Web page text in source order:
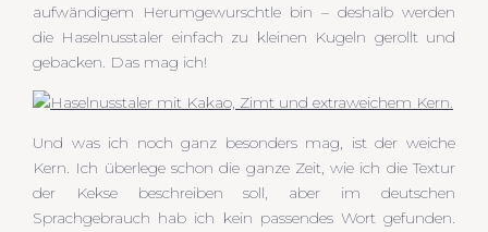
aufwändigem Herumgewurschtle bin – deshalb werden
die Haselnusstaler einfach zu kleinen Kugeln gerollt und
gebacken. Das mag ich!
Und was ich noch ganz besonders mag, ist der weiche
Kern. Ich überlege schon die ganze Zeit, wie ich die Textur
der Kekse beschreiben soll, aber im deutschen
Sprachgebrauch hab ich kein passendes Wort gefunden.